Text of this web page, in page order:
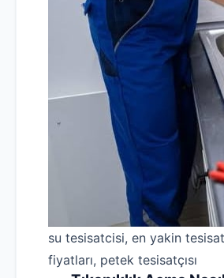
su tesisatcisi, en yakin
fiyatları, petek tesisatçısı